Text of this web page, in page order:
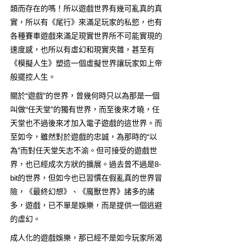
類而存在的嗎！所以遊戲世界有幾可亂真的真
實，所以有《尾行》來滿足玩家的私慾，也有
各種賽車遊戲來滿足現實世界所不可能實現的
速度感，也所以有虛幻和現實夾雜，甚至有
《模擬人生》塑造一個虛擬世界讓玩家如上帝
般擺控人生。
關於“遊戲”的世界，曾幾何時只以為那是一個
叫做“任天堂”的獨有世界，而至後來才曉，任
天堂也不過後來才加入電子遊戲的這世界。而
至如今，雖然對於遊戲的忠誠，為那時的“以
為”而對任天堂矢志不渝。但可接受的遊戲世
界，也已經成次方狀的擴展。過去曾不過是8-
bit的世界，但如今也已習慣在假亂真的世界冒
險，《最終幻想》、《魔獸世界》諸多的諸
多，遊戲，已不單是娛樂，而是提供一個逃避
的虛幻。
成人化的遊戲娛樂，那已經不是如今玩家所渴